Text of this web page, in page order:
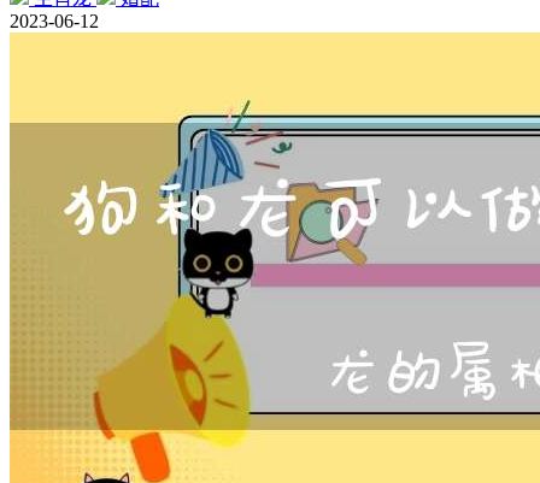
2023-06-12